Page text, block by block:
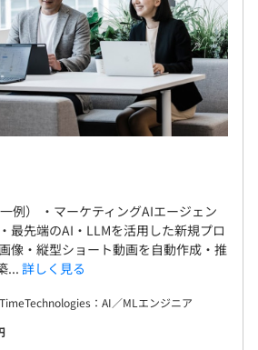
） ・マーケティングAIエージェン
最先端のAI・LLMを活用した新規プロ
像・縦型ショート動画を自動作成・推
... 詳しく見る
：AI／MLエンジニア